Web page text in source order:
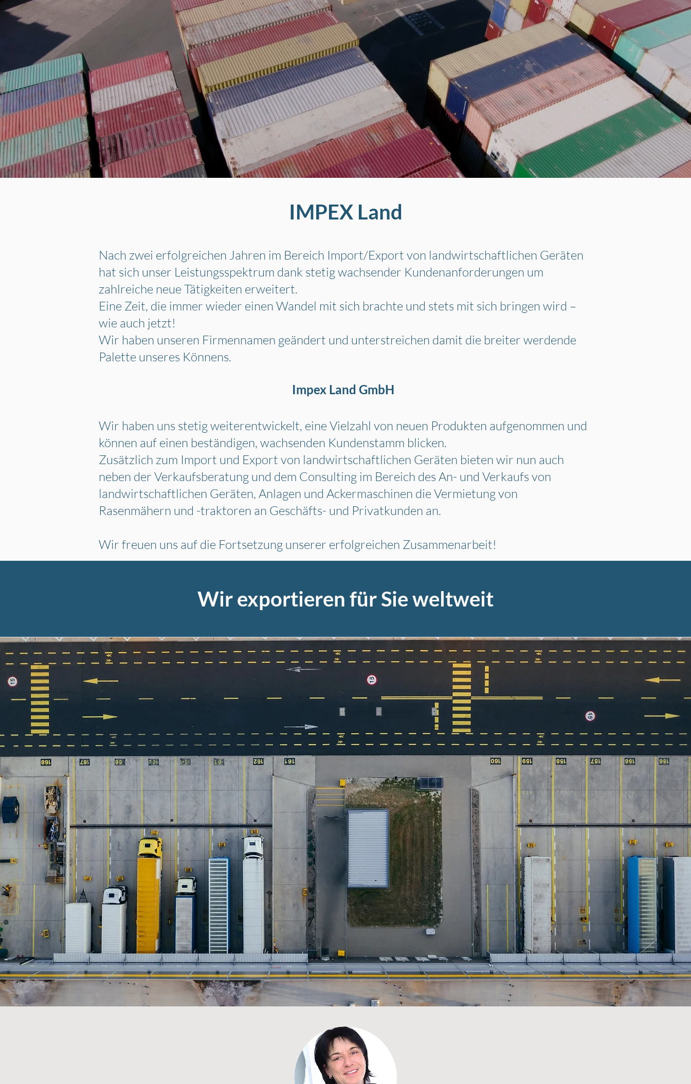
IMPEX Land
Nach zwei erfolgreichen Jahren im Bereich Import/Export von landwirtschaftlichen Geräten
hat sich unser Leistungsspektrum dank stetig wachsender Kundenanforderungen um
zahlreiche neue Tätigkeiten erweitert.
Eine Zeit, die immer wieder einen Wandel mit sich brachte und stets mit sich bringen wird –
wie auch jetzt!
Wir haben unseren Firmennamen geändert und unterstreichen damit die breiter werdende
Palette unseres Könnens.
Impex Land GmbH
Wir haben uns stetig weiterentwickelt, eine Vielzahl von neuen Produkten aufgenommen und
können auf einen beständigen, wachsenden Kundenstamm blicken.
Zusätzlich zum Import und Export von landwirtschaftlichen Geräten bieten wir nun auch
neben der Verkaufsberatung und dem Consulting im Bereich des An- und Verkaufs von
landwirtschaftlichen Geräten, Anlagen und Ackermaschinen die Vermietung von
Rasenmähern und -traktoren an Geschäfts- und Privatkunden an.
Wir freuen uns auf die Fortsetzung unserer erfolgreichen Zusammenarbeit!
Wir exportieren für Sie weltweit